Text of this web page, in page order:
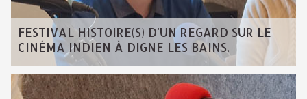
FESTIVAL HISTOIRE(S) D'UN REGARD SUR LE
CINÉMA INDIEN À DIGNE LES BAINS.